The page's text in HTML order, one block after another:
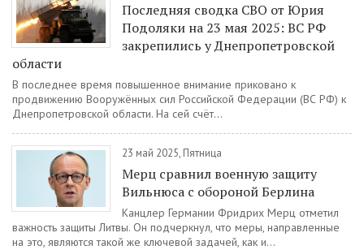
Последняя сводка СВО от Юрия
Подоляки на 23 мая 2025: ВС РФ
закрепились у Днепропетровской
области
В последнее время повышенное внимание приковано к
продвижению Вооружённых сил Российской Федерации (ВС РФ) к
Днепропетровской области. На сей счёт...
23 май 2025, Пятница
Мерц сравнил военную защиту
Вильнюса с обороной Берлина
Канцлер Германии Фридрих Мерц отметил
важность защиты Литвы. Он подчеркнул, что меры, направленные
на это, являются такой же ключевой задачей, как и...